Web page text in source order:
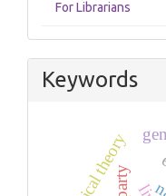
For Librarians
Keywords